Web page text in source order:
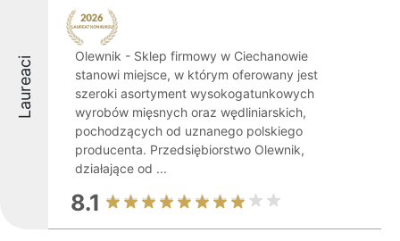
Laureaci
Olewnik - Sklep firmowy w Ciechanowie
stanowi miejsce, w którym oferowany jest
szeroki asortyment wysokogatunkowych
wyrobów mięsnych oraz wędliniarskich,
pochodzących od uznanego polskiego
producenta. Przedsiębiorstwo Olewnik,
działające od ...
8.1